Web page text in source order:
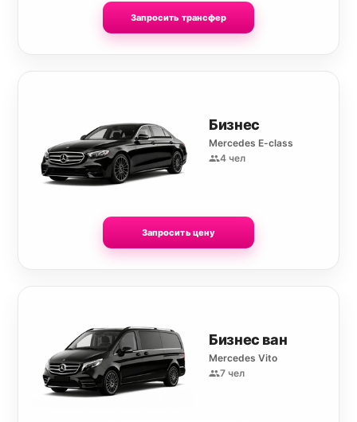
Запросить трансфер
Бизнес
Mercedes E-class
4 чел
Запросить цену
Бизнес ван
Mercedes Vito
7 чел